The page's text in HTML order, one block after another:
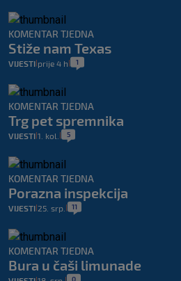
KOMENTAR TJEDNA
Stiže nam Texas
VIJESTI prije 4 h 1
KOMENTAR TJEDNA
Trg pet spremnika
VIJESTI 1. kol. 5
KOMENTAR TJEDNA
Porazna inspekcija
VIJESTI 25. srp. 11
KOMENTAR TJEDNA
Bura u čaši limunade
0